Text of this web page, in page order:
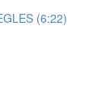
(6:22)